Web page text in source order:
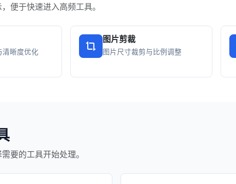
便于快速进入高频工具。
清晰度优化
图片剪裁
图片尺寸裁剪与比例调整
要的工具开始处理。